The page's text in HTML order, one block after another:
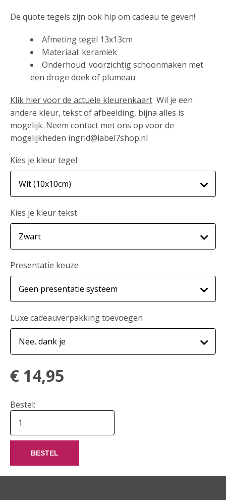
De quote tegels zijn ook hip om cadeau te geven!
Afmeting tegel 13x13cm
Materiaal: keramiek
Onderhoud: voorzichtig schoonmaken met
een droge doek of plumeau
Klik hier voor de actuele kleurenkaart Wil je een
andere kleur, tekst of afbeelding, bijna alles is
mogelijk. Neem contact met ons op voor de
mogelijkheden ingrid@label7shop.nl
Kies je kleur tegel
Kies je kleur tekst
Presentatie keuze
Luxe cadeauverpakking toevoegen
€ 14,95
Bestel:
BESTEL